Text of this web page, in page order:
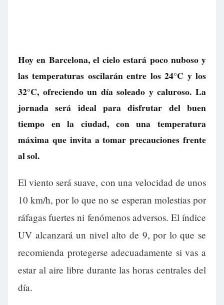
Hoy en Barcelona, el cielo estará poco nuboso y
las temperaturas oscilarán entre los 24°C y los
32°C, ofreciendo un día soleado y caluroso. La
jornada será ideal para disfrutar del buen
tiempo en la ciudad, con una temperatura
máxima que invita a tomar precauciones frente
al sol.
El viento será suave, con una velocidad de unos
10 km/h, por lo que no se esperan molestias por
ráfagas fuertes ni fenómenos adversos. El índice
UV alcanzará un nivel alto de 9, por lo que se
recomienda protegerse adecuadamente si vas a
estar al aire libre durante las horas centrales del
día.